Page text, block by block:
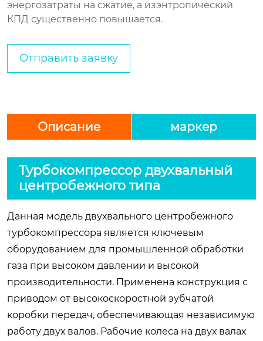
энергозатраты на сжатие, а изэнтропический
КПД существенно повышается.
Отправить заявку
Описание маркер
Турбокомпрессор двухвальный
центробежного типа
Данная модель двухвального центробежного
турбокомпрессора является ключевым
оборудованием для промышленной обработки
газа при высоком давлении и высокой
производительности. Применена конструкция с
приводом от высокоскоростной зубчатой
коробки передач, обеспечивающая независимую
работу двух валов. Рабочие колеса на двух валах